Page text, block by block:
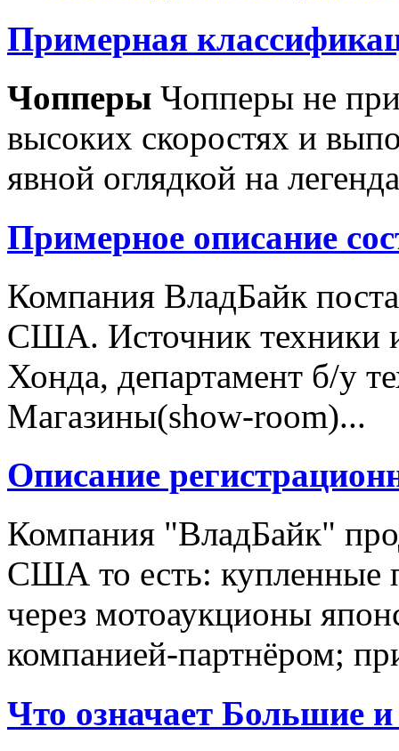
Примерная
Чопперы Чопперы не
высоких скоростях и
явной оглядкой на
Примерное описание
Компания ВладБайк
США. Источник техники
Хонда, департамент б/у
Магазины(show-room)...
Описание
Компания "ВладБайк"
США то есть: купленные
через мотоаукционы
компанией-партнёром;
Что означает Большие